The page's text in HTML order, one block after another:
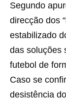
Segundo
direcção dos
estabilizado
das soluções
futebol de
Caso se
desistência